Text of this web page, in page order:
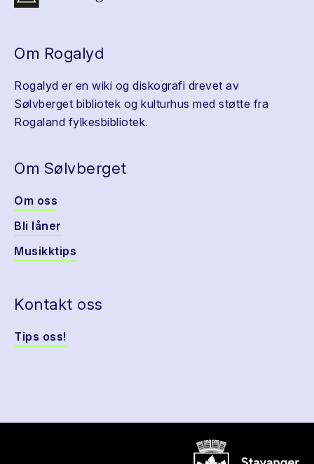
Om Rogalyd
Rogalyd er en wiki og diskografi drevet av
Sølvberget bibliotek og kulturhus med støtte fra
Rogaland fylkesbibliotek.
Om Sølvberget
Om oss
Bli låner
Musikktips
Kontakt oss
Tips oss!